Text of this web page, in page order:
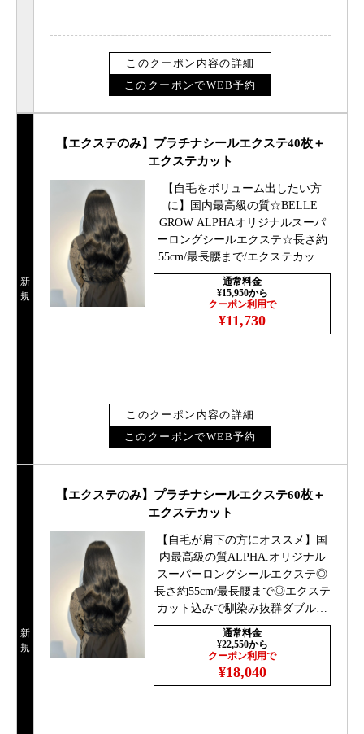
このクーポン内容の詳細
このクーポンでWEB予約
新
規
【エクステのみ】プラチナシールエクステ40枚＋
エクステカット
【自毛をボリューム出したい方
に】国内最高級の質☆BELLE
GROW ALPHAオリジナルスーパ
ーロングシールエクステ☆長さ約
55cm/最長腰まで/エクステカット
込みダブルカラー/ハイトーン/シ
ールエクステ
通常料金
¥15,950から
クーポン利用で
¥11,730
このクーポン内容の詳細
このクーポンでWEB予約
新
規
【エクステのみ】プラチナシールエクステ60枚＋
エクステカット
【自毛が肩下の方にオススメ】国
内最高級の質ALPHA.オリジナル
スーパーロングシールエクステ◎
長さ約55cm/最長腰まで◎エクステ
カット込みで馴染み抜群ダブルカ
ラー/ハイトーン/シールエクステ
通常料金
¥22,550から
クーポン利用で
¥18,040